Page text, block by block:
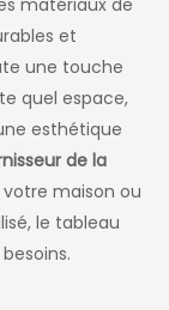
et
une touche
quel espace,
esthétique
de la
maison ou
le tableau